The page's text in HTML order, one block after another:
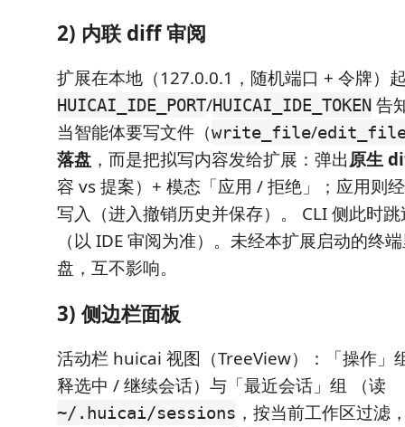
2) 内联 diff 审阅
扩展在本地（127.0.0.1，随机端口 + 令牌）
HUICAI_IDE_PORT/HUICAI_IDE_TOKEN 告
当智能体要写文件（write_file/
落盘 ，而是把拟写内容发给扩展：弹出原生
容 vs 提案）+ 模态「应用 / 拒绝」；应用则
写入（进入撤销历史并保存）。 CLI 侧此时
（以 IDE 审阅为准）。未经本扩展启动的终
盘，互不影响。
3) 侧边栏面板
活动栏 huicai 视图（TreeView）：「操作」
释选中 / 继续会话）与「最近会话」组 （读
~/.huicai/sessions ，按当前工作区过滤